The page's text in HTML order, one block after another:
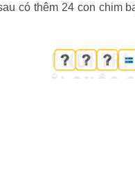
có thêm 24 con chim